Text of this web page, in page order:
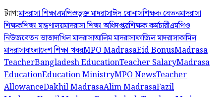
ট্যাগ:মাদরাসা শিক্ষাএমপিওভুক্ত মাদরাসাঈদ বোনাসশিক্ষক বেতনমাদরাসা
শিক্ষকশিক্ষা মন্ত্রণালয়মাদরাসা শিক্ষা অধিদপ্তরশিক্ষক কর্মচারীএমপিও
নিউজবেতন ভাতাদাখিল মাদরাসাআলিম মাদরাসাফাজিল মাদরাসাকামিল
মাদরাসাবাংলাদেশ শিক্ষা খবরMPO MadrasaEid BonusMadrasa
TeacherBangladesh EducationTeacher SalaryMadrasa
EducationEducation MinistryMPO NewsTeacher
AllowanceDakhil MadrasaAlim MadrasaFazil